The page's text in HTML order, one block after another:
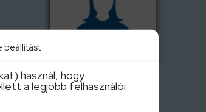
beállítást
használ, hogy
a legjobb felhasználói